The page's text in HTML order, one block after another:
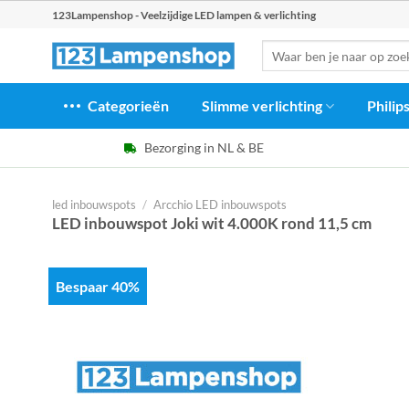
123Lampenshop - Veelzijdige LED lampen & verlichting
naar:
Categorieën Slimme verlichting Philips
Bezorging in NL & BE
led inbouwspots / Arcchio LED inbouwspots
LED inbouwspot Joki wit 4.000K rond 11,5 cm
Bespaar 40%